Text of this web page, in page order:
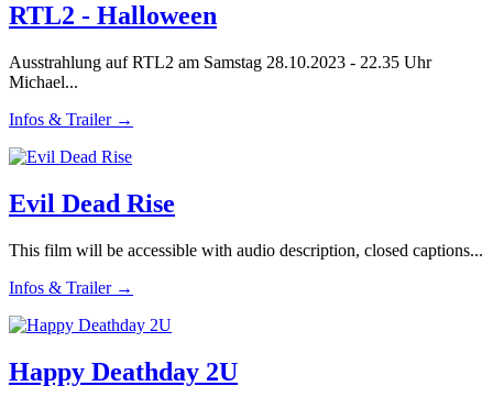
RTL2 - Halloween
Ausstrahlung auf RTL2 am Samstag 28.10.2023 - 22.35 Uhr
Michael...
Infos & Trailer →
Evil Dead Rise
This film will be accessible with audio description, closed captions...
Infos & Trailer →
Happy Deathday 2U